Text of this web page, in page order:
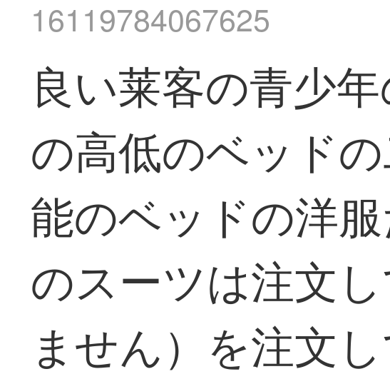
16119784067625
良い莱客の青少
の高低のベッド
能のベッドの洋
のスーツは注文
ません）を注文し